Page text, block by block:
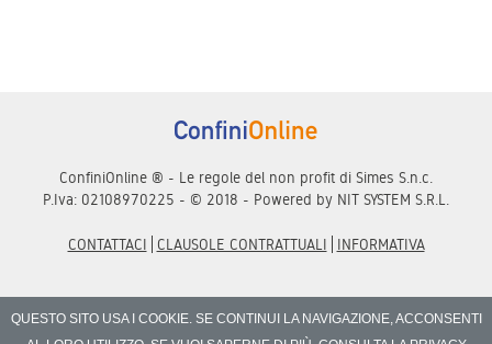
ConfiniOnline ® - Le regole del non profit di Simes S.n.c.
P.Iva: 02108970225 - © 2018 - Powered by NIT SYSTEM S.R.L.
CONTATTACI CLAUSOLE CONTRATTUALI INFORMATIVA
QUESTO SITO USA I COOKIE. SE CONTINUI LA NAVIGAZIONE, ACCONSENTI